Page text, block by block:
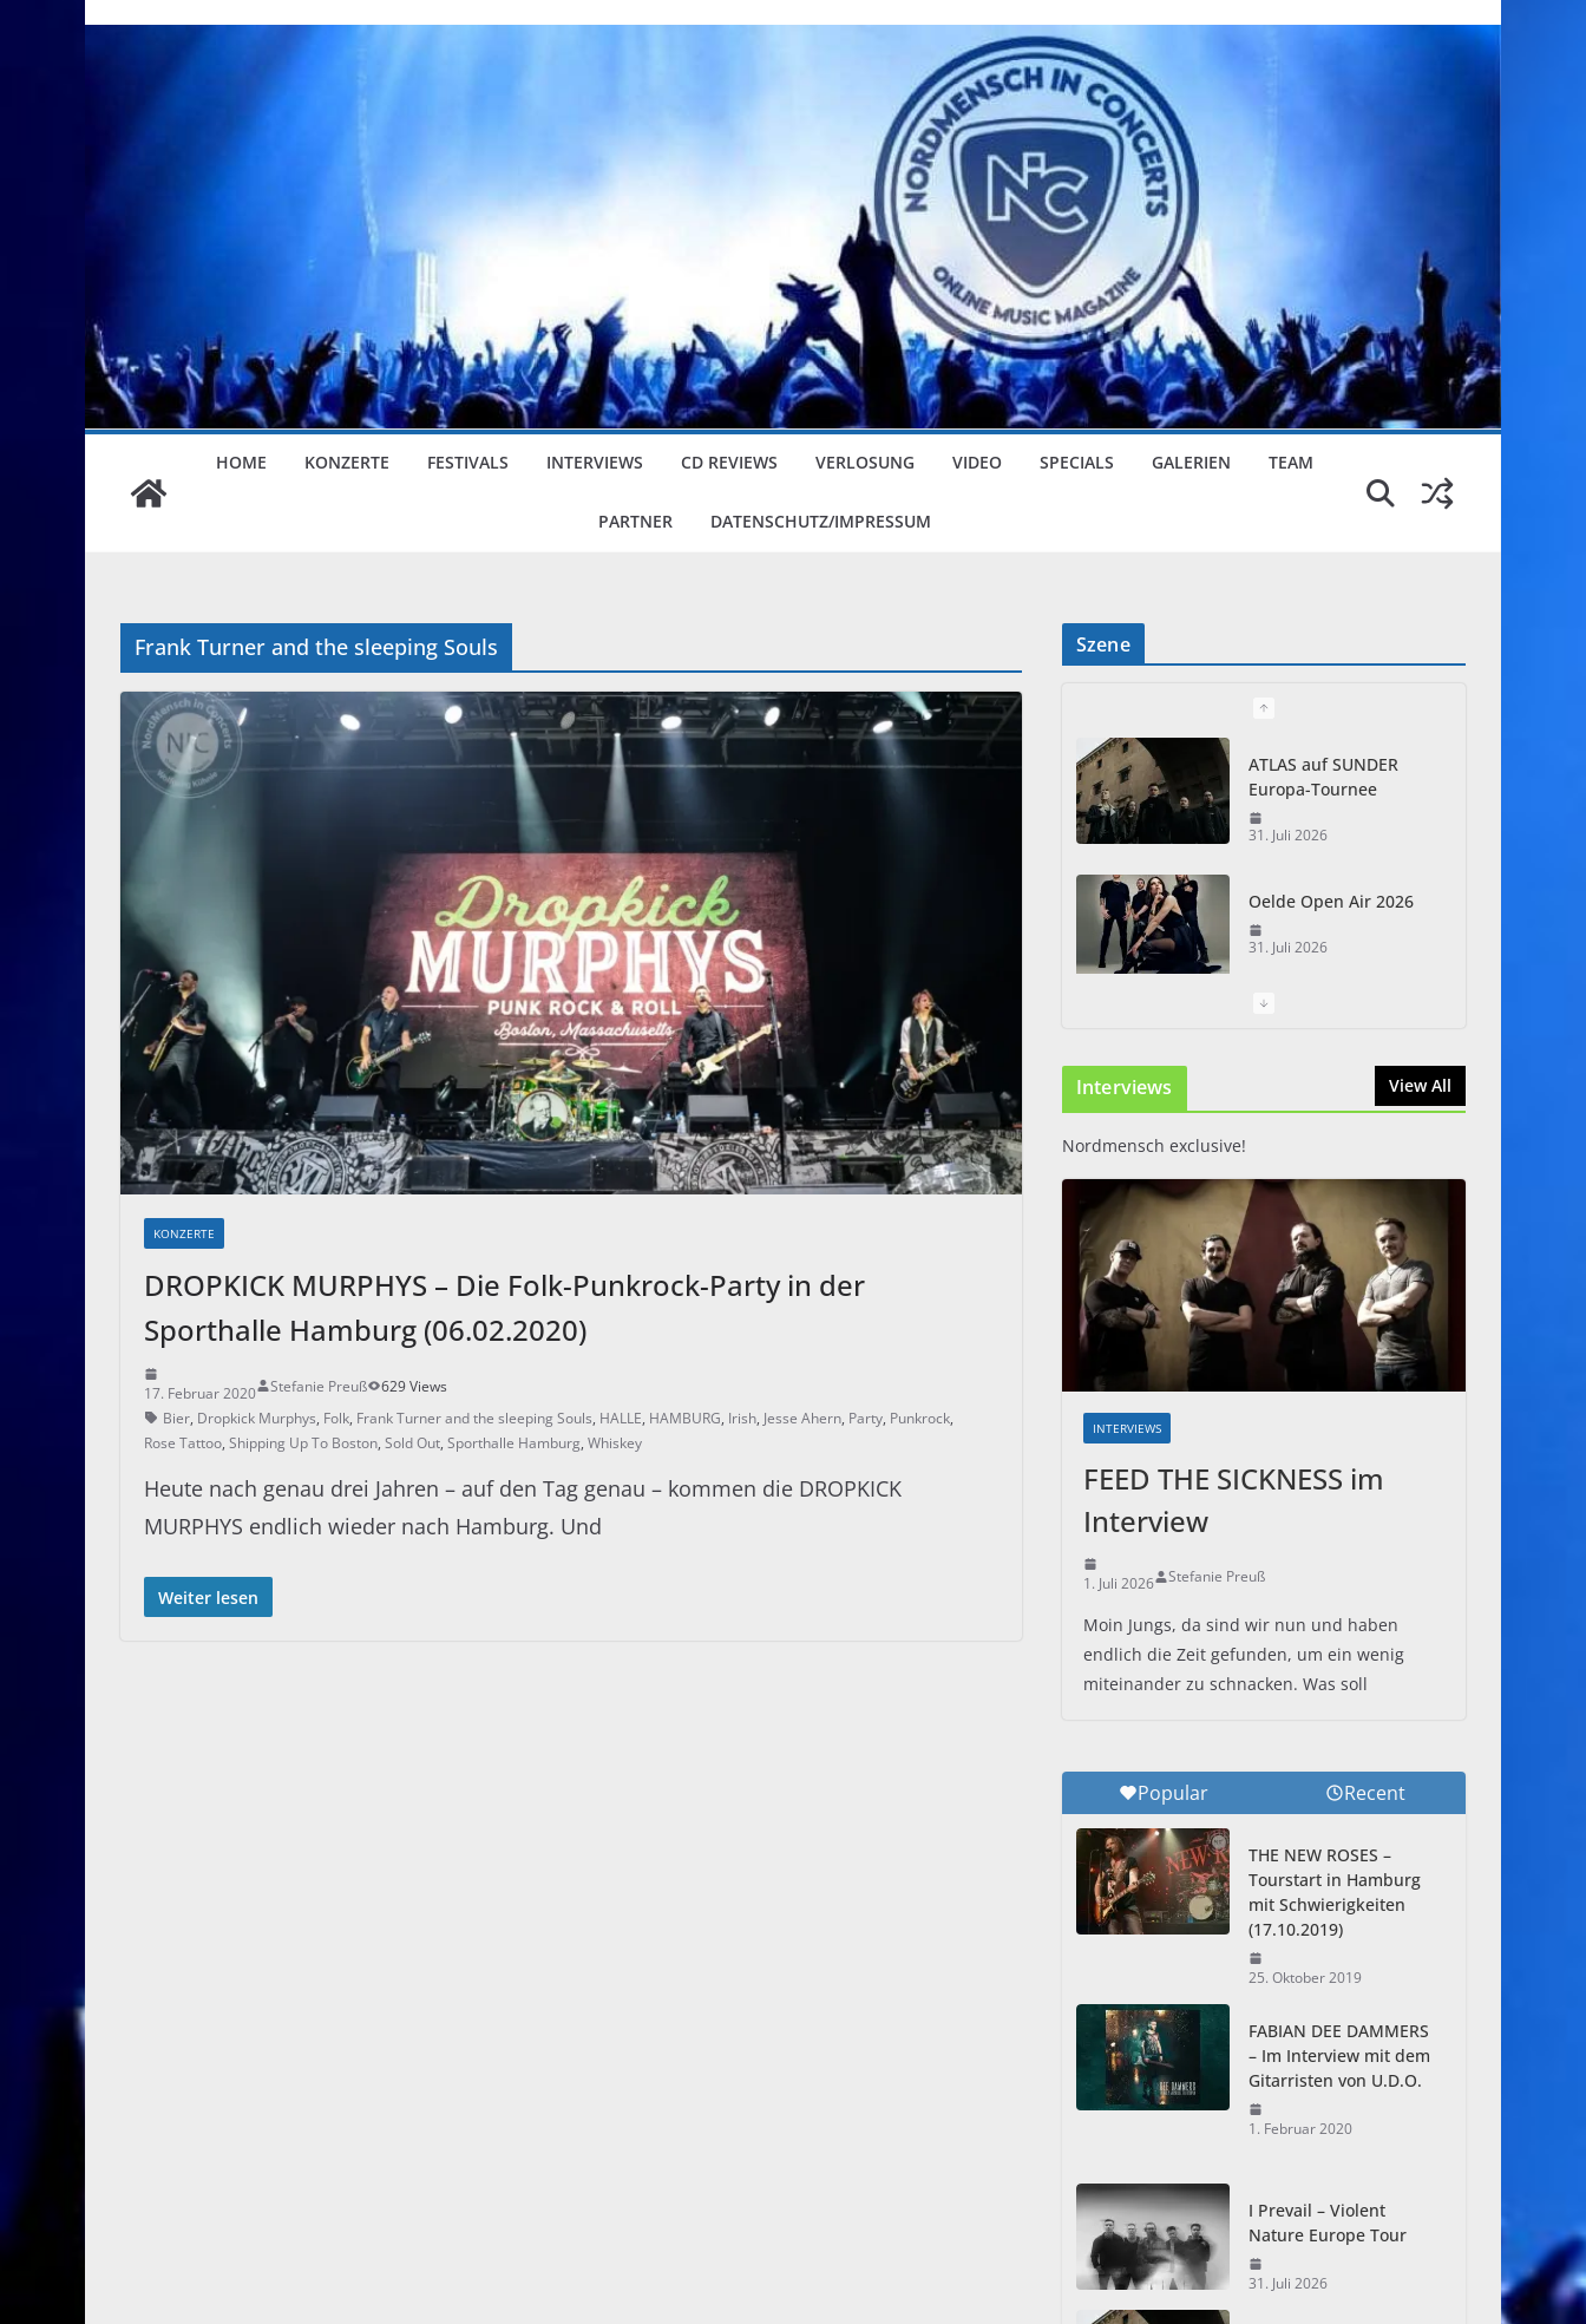
HOME KONZERTE FESTIVALS INTERVIEWS CD REVIEWS VERLOSUNG VIDEO SPECIALS GALERIEN TEAM
PARTNER DATENSCHUTZ/IMPRESSUM
Frank Turner and the sleeping Souls
KONZERTE
DROPKICK MURPHYS – Die Folk-Punkrock-Party in der
Sporthalle Hamburg (06.02.2020)
17. Februar 2020 Stefanie Preuß
629 Views
Bier, Dropkick Murphys, Folk, Frank Turner and the sleeping Souls, HALLE, HAMBURG, Irish, Jesse Ahern, Party, Punkrock,
Rose Tattoo, Shipping Up To Boston, Sold Out, Sporthalle Hamburg, Whiskey
Heute nach genau drei Jahren – auf den Tag genau – kommen die DROPKICK
MURPHYS endlich wieder nach Hamburg. Und
Weiter lesen
Szene
ATLAS auf SUNDER
Europa-Tournee
31. Juli 2026
Oelde Open Air 2026
31. Juli 2026
I Prevail – Violent
Interviews View All
Nordmensch exclusive!
INTERVIEWS
FEED THE SICKNESS im
Interview
1. Juli 2026 Stefanie Preuß
Moin Jungs, da sind wir nun und haben
endlich die Zeit gefunden, um ein wenig
miteinander zu schnacken. Was soll
Popular Recent
THE NEW ROSES –
Tourstart in Hamburg
mit Schwierigkeiten
(17.10.2019)
25. Oktober 2019
FABIAN DEE DAMMERS
– Im Interview mit dem
Gitarristen von U.D.O.
1. Februar 2020
I Prevail – Violent
Nature Europe Tour
31. Juli 2026